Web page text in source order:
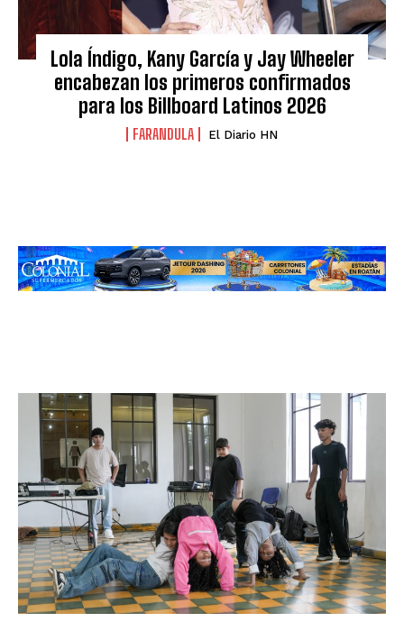
Lola Índigo, Kany García y Jay Wheeler
encabezan los primeros confirmados
para los Billboard Latinos 2026
FARANDULA El Diario HN